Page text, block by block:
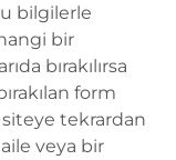
bilgilerle
bir
bırakılırsa
form
tekrardan
aile veya bir